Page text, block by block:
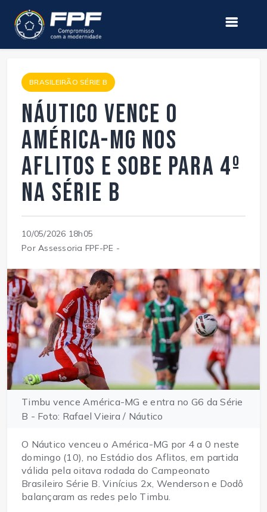
BRASILEIRÃO SÉRIE B
Náutico vence o
América-MG nos
Aflitos e sobe para 4º
na Série B
10/05/2026 18h05
Por Assessoria FPF-PE -
Timbu vence América-MG e entra no G6 da Série
B - Foto: Rafael Vieira / Náutico
O Náutico venceu o América-MG por 4 a 0 neste
domingo (10), no Estádio dos Aflitos, em partida
válida pela oitava rodada do Campeonato
Brasileiro Série B. Vinícius 2x, Wenderson e Dodô
balançaram as redes pelo Timbu.